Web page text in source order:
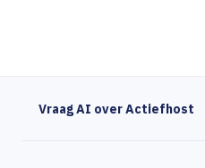
Vraag AI over Actiefhost